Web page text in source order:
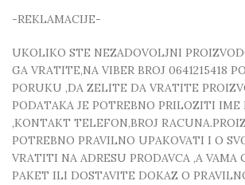
-REKLAMACIJE-
UKOLIKO STE NEZADOVOLJNI
GA VRATITE,NA VIBER BROJ 0641215418
PORUKU ,DA ZELITE DA VRATITE
PODATAKA JE POTREBNO PRILOZITI IME
,KONTAKT TELEFON,BROJ
POTREBNO PRAVILNO UPAKOVATI I O
VRATITI NA ADRESU PRODAVCA ,A VAMA
PAKET ILI DOSTAVITE DOKAZ O